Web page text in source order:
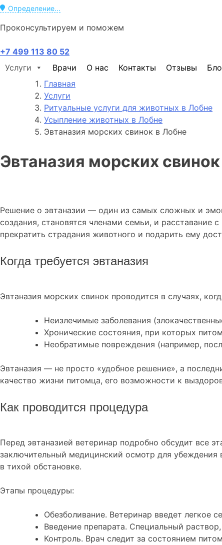
Определение...
Проконсультируем и поможем
+7 499 113 80 52
Услуги
Врачи О нас Контакты Отзывы
Главная
Услуги
Ритуальные услуги для животных в Лобне
Усыпление животных в Лобне
Эвтаназия морских свинок в Лобне
Эвтаназия морских
Решение о эвтаназии — один из самых сложных и
создания, становятся членами семьи, и расставание
прекратить страдания животного и подарить ему
Когда требуется эвтаназия
Эвтаназия морских свинок проводится в случаях,
Неизлечимые заболевания
Хронические состояния, при которых
Необратимые повреждения (например,
Эвтаназия — не просто «удобное решение», а
качество жизни питомца, его возможности к
Как проводится процедура
Перед эвтаназией ветеринар подробно обсудит все
заключительный медицинский осмотр для
в тихой обстановке.
Этапы процедуры:
Обезболивание. Ветеринар введет легкое
Введение препарата. Специальный
Контроль. Врач следит за состоянием